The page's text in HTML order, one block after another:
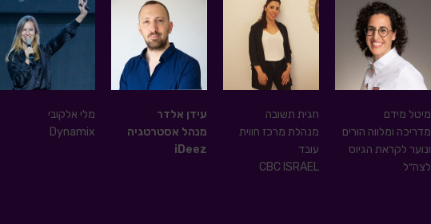
מיטל מידם
מדריכה ומלווה הורים
ונוער לקראת הגיוס
לצה״ל
חגית תשובה
מנהלת מרכז חווית
עובד
CBC ISRAEL
עידן אלדר
מנהל אסטרטגיה
iDeez
מלי אלקובי
Dynamix